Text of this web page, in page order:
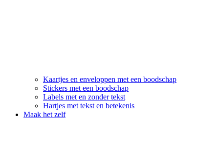
Kaartjes en enveloppen met een boodschap
Stickers met een boodschap
Labels met en zonder tekst
Hartjes met tekst en betekenis
Maak het zelf